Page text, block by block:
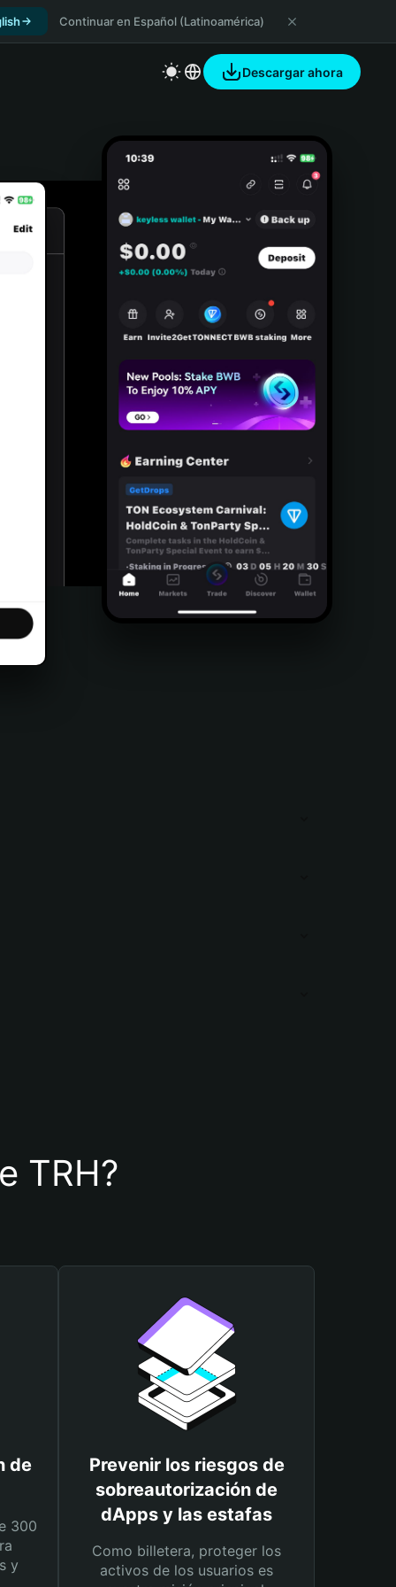
Continuar en Español (Latinoamérica)
Descargar ahora
TRH?
de
300
y
Prevenir los riesgos de
sobreautorización de
dApps y las estafas
Como billetera, proteger los
activos de los usuarios es